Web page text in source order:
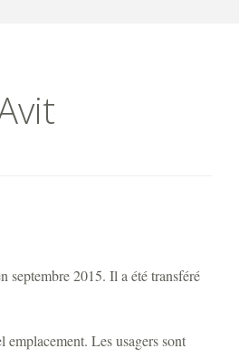
septembre 2015. Il a été transféré
emplacement. Les usagers sont